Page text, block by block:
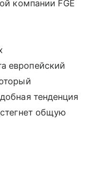
компании FGE
европейский
тенденция
общую